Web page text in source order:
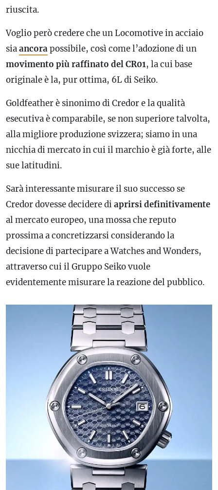
riuscita.
Voglio però credere che un Locomotive in acciaio
siaancorapossibile, così come l’adozione di un
movimento più raffinato del CR01, la cui base
originale è la, pur ottima, 6L di Seiko.
Goldfeather è sinonimo di Credor e la qualità
esecutiva è comparabile, se non superiore talvolta,
alla migliore produzione svizzera; siamo in una
nicchia di mercato in cui il marchio è già forte, alle
sue latitudini.
Sarà interessante misurare il suo successo se
Credor dovesse decidere diaprirsi definitivamente
al mercato europeo, una mossa che reputo
prossima a concretizzarsi considerando la
decisione di partecipare a Watches and Wonders,
attraverso cui il Gruppo Seiko vuole
evidentemente misurare la reazione del pubblico.